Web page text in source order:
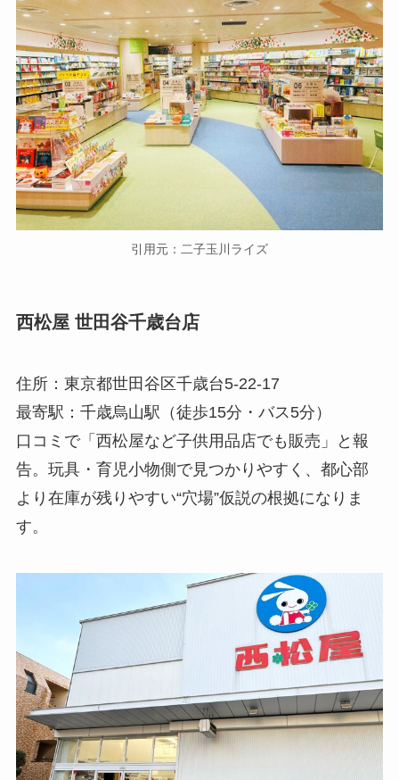
引用元：二子玉川ライズ
西松屋 世田谷千歳台店
住所：東京都世田谷区千歳台5-22-17
最寄駅：千歳烏山駅（徒歩15分・バス5分）
口コミで「西松屋など子供用品店でも販売」と報
告。玩具・育児小物側で見つかりやすく、都心部
より在庫が残りやすい“穴場”仮説の根拠になりま
す。